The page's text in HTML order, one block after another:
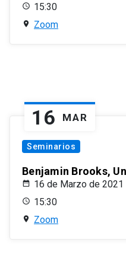
15:30
Zoom
16 MAR
Seminarios
Benjamin Brooks,
16 de Marzo de 2021
15:30
Zoom